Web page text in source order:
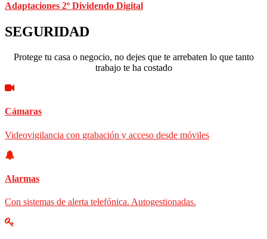
Adaptaciones 2º Dividendo Digital
SEGURIDAD
Protege tu casa o negocio, no dejes que te arrebaten lo que tanto
trabajo te ha costado
Cámaras
Videovigilancia con grabación y acceso desde móviles
Alarmas
Con sistemas de alerta telefónica. Autogestionadas.